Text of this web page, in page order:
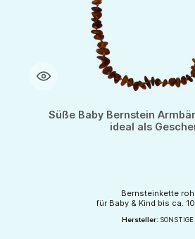
Süße Baby Bernstein
ideal als
Bernsteinkette roh
für Baby & Kind bis ca.
Hersteller: SONSTIGE